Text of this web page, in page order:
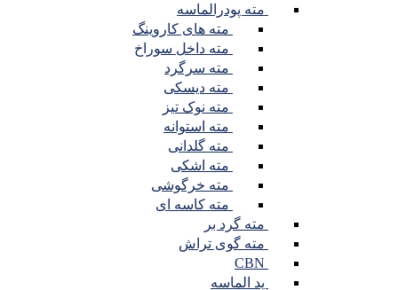
مته پودرالماسه
مته های کاروینگ
مته داخل سوراخ
مته سرگرد
مته دیسکی
مته نوک تیز
مته استوانه
مته گلدانی
مته اشکی
مته خرگوشی
مته کاسه ای
مته گرد بر
مته گوی تراش
پد الماسه